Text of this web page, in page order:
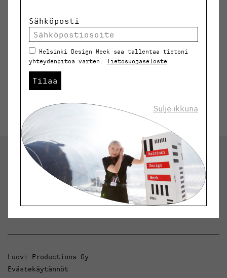
Helsinki Design Weekly.
Keskustelua, uutisia ja ilmiöitä muotoilusta ja
arkkitehtuurista.
Luovi Productions Oy
Evästekäytännöt
Sähköposti
Helsinki Design Week saa tallentaa tietoni
yhteydenpitoa varten. Tietosuojaseloste
Tilaa
Sulje ikkuna